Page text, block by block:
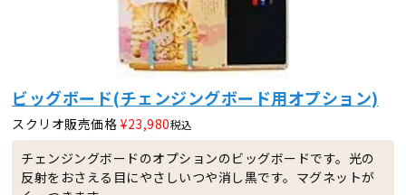
ビッグボード(チェンジングボード用オプション)
スクリオ販売価格 ¥23,980税込
チェンジングボードのオプションのビッグボードです。光の
反射をおさえる目にやさしいつや消し黒です。マグネットが